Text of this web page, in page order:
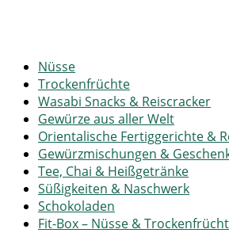
Nüsse
Trockenfrüchte
Wasabi Snacks & Reiscracker
Gewürze aus aller Welt
Orientalische Fertiggerichte &
Gewürzmischungen &
Tee, Chai & Heißgetränke
Süßigkeiten & Naschwerk
Schokoladen
Fit-Box – Nüsse &